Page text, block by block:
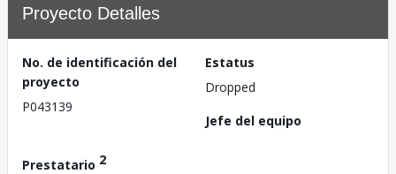
Proyecto Detalles
No. de identificación del
proyecto
P043139
Estatus
Dropped
Jefe del equipo
Prestatario 2